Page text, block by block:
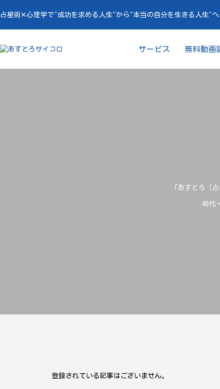
占星術✕心理学で"成功を求める人生"から"本当の自分を生きる人生"
サービス 無料動画
「あすとろ（
40代
登録されている記事はございません。